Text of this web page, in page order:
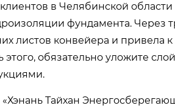
в Челябинской
фундамента. Через
листов конвейера и привела
этого, обязательно уложите
Тайхан